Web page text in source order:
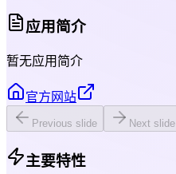
应用简介
暂无应用简介
官方网站
Previous slide Next slide
主要特性